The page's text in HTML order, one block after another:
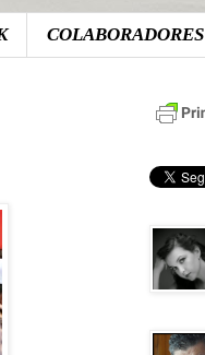
COLABORADORES